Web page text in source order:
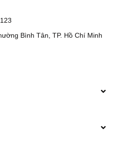
Bình Tân, TP. Hồ Chí Minh